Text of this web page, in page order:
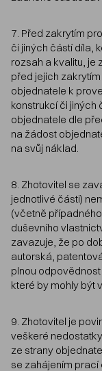
7. Před zakrytím
či jiných částí díla,
rozsah a kvalitu, je
před jejich
objednatele k
konstrukcí či jiných
objednatele dle
na žádost
na svůj náklad.
8. Zhotovitel se
jednotlivé části)
(včetně
duševního
zavazuje, že po
autorská,
plnou
které by mohly být
9. Zhotovitel je
veškeré
ze strany
se zahájením